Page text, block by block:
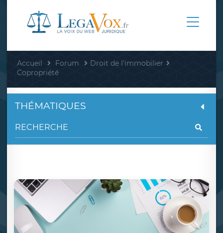
Accueil Forum
Droit de l'immobilier
Copropriété
THÉMATIQUES